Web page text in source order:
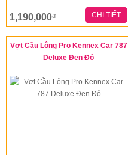
1,190,000đ CHI TIẾT
Vợt Cầu Lông Pro Kennex Car 787
Deluxe Đen Đỏ